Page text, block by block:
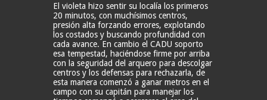
El violeta hizo sentir su localía los primeros
20 minutos, con muchísimos centros,
presión alta forzando errores, explotando
los costados y buscando profundidad con
cada avance. En cambio el CADU soporto
esa tempestad, haciéndose firme por arriba
con la seguridad del arquero para descolgar
centros y los defensas para rechazarla, de
esta manera comenzó a ganar metros en el
campo con su capitán para manejar los